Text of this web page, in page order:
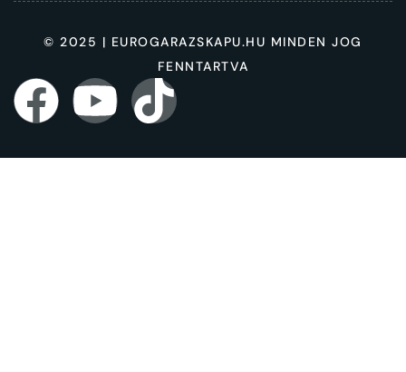
© 2025 | EUROGARAZSKAPU.HU MINDEN JOG
FENNTARTVA